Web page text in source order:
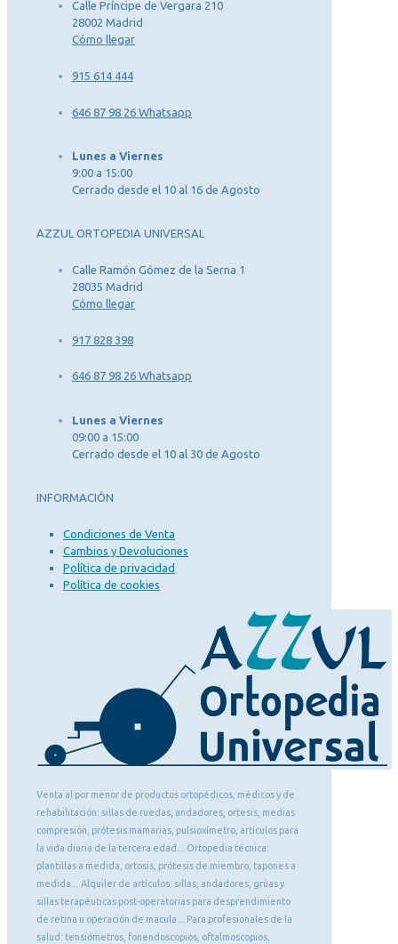
Calle Príncipe de Vergara 210
28002 Madrid
Cómo llegar
915 614 444
646 87 98 26 Whatsapp
Lunes a Viernes
9:00 a 15:00
Cerrado desde el 10 al 16 de Agosto
AZZUL ORTOPEDIA UNIVERSAL
Calle Ramón Gómez de la Serna 1
28035 Madrid
Cómo llegar
917 828 398
646 87 98 26 Whatsapp
Lunes a Viernes
09:00 a 15:00
Cerrado desde el 10 al 30 de Agosto
INFORMACIÓN
Condiciones de Venta
Cambios y Devoluciones
Política de privacidad
Política de cookies
Venta al por menor de productos ortopédicos, médicos y de
rehabilitación: sillas de ruedas, andadores, ortesis, medias
compresión, prótesis mamarias, pulsioxímetro, artículos para
la vida diaria de la tercera edad... Ortopedia técnica:
plantillas a medida, ortosis, prótesis de miembro, tapones a
medida... Alquiler de artículos: sillas, andadores, grúas y
sillas terapéuticas post-operatorias para desprendimiento
de retina u operación de macula... Para profesionales de la
salud: tensiómetros, fonendoscopios, oftalmoscopios,